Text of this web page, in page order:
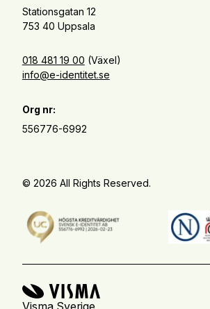
Stationsgatan 12
753 40 Uppsala
018 481 19 00 (Växel)
info@e-identitet.se
Org nr:
556776-6992
© 2026 All Rights Reserved.